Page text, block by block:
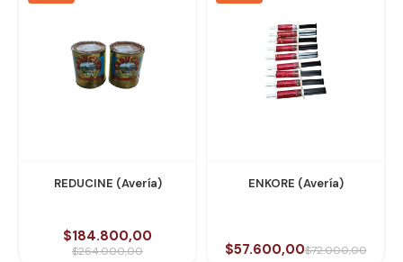
REDUCINE (Avería)
$184.800,00
$264.000,00
ENKORE (Avería)
$57.600,00$72.000,00